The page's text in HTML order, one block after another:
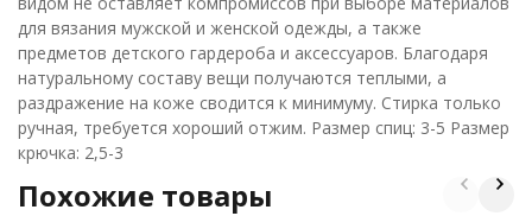
для вязания мужской и женской одежды, а также
предметов детского гардероба и аксессуаров. Благодаря
натуральному составу вещи получаются теплыми, а
раздражение на коже сводится к минимуму. Стирка только
ручная, требуется хороший отжим. Размер спиц: 3-5 Размер
крючка: 2,5-3
Похожие товары